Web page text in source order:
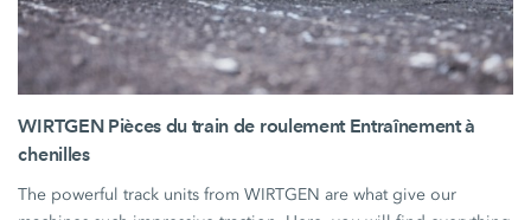
WIRTGEN Pièces du train de roulement Entraînement à
chenilles
The powerful track units from WIRTGEN are what give our